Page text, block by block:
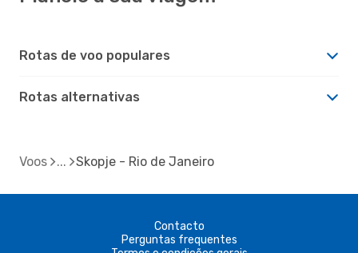
Rotas de voo populares
Rotas alternativas
Voos Skopje - Rio de Janeiro
Contacto
Perguntas frequentes